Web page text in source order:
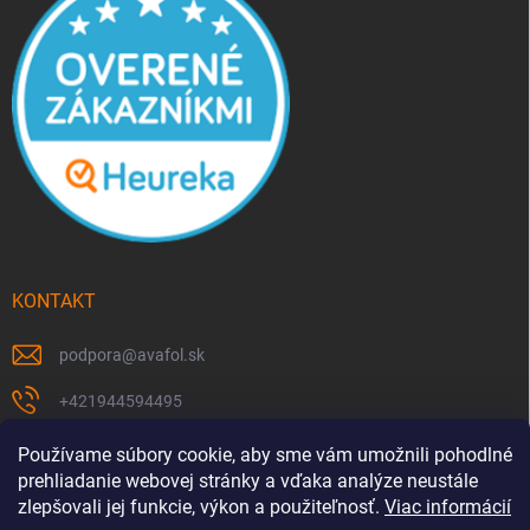
Používame súbory cookie, aby sme vám umožnili pohodlné
prehliadanie webovej stránky a vďaka analýze neustále
zlepšovali jej funkcie, výkon a použiteľnosť. Viac informácií
KONTAKT
podpora@avafol.sk
+421944594495
https://www.facebook.com/p/avafolsk-100091961793102/
avafol.sk/